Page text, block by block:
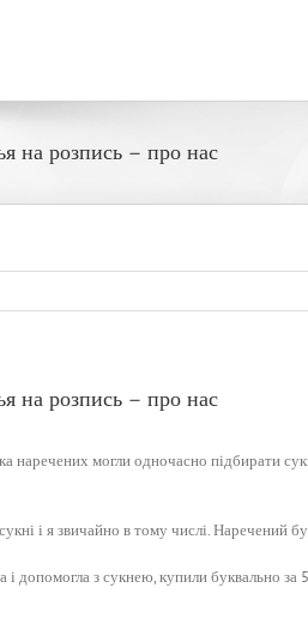
на розпись – про нас
на розпись – про нас
наречених могли одночасно підбирати
і я звичайно в тому числі.
допомогла з сукнею, купили буквально